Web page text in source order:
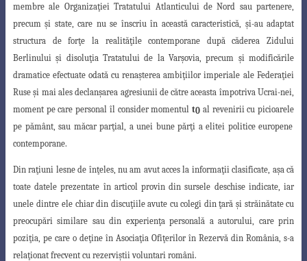
membreale Organizaţiei Tratatului Atlanticului de Nord sau partenere,
precumşi state, care nu se înscriu în această caracteristică, şi-au adaptat
structura de forţe la realităţile contemporane după căderea Zidului
Berlinuluişi disoluţia Tratatului de la Varşovia,precum şi modificările
dramatice efectuate odată cu renaşterea ambiţiilor imperiale ale Federaţiei
Ruseşi mai ales declanşarea agresiunii de către aceasta împotriva Ucrai-nei,
moment pe care personal îl consider momentult0 al revenirii cu picioarele
pe pământ, sau măcar parţial, a unei bune părţi a elitei politice europene
contemporane.
Din raţiuni lesne de înţeles, nu am avut acces la informaţii clasificate, aşa că
toate datele prezentate în articol provin din sursele deschise indicate, iar
unele dintre ele chiar din discuţiile avute cu colegi dinţară şi străinătate cu
preocupări similare sau din experienţa personală a autorului, care prin
poziţia, pe care o deţine în AsociaţiaOfiţerilor în Rezervă din România, s-a
relaţionat frecvent cu rezerviştii voluntari români.